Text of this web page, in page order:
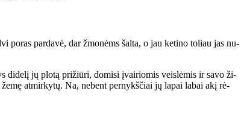
po­ras par­da­vė, dar žmo­nėms šal­ta, o jau ke­ti­no to­liau jas nu­
di­de­lį jų plo­tą pri­žiū­ri, do­mi­si įvai­rio­mis veis­lė­mis ir sa­vo ži­
at­mir­ky­tų. Na, ne­bent per­nykš­čiai jų la­pai la­bai akį rė­